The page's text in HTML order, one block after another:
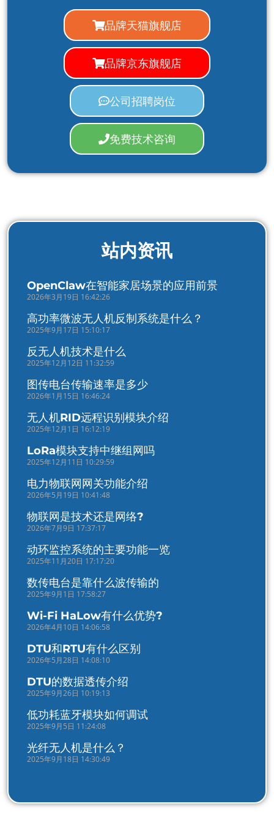
品牌天猫旗舰店
品牌京东旗舰店
公司招聘岗位
免费技术咨询
站内资讯
OpenClaw在智能家居场景的应用前景
2026年3月19日 16:42:26
高功率微波无人机反制系统是什么？
2025年9月17日 15:10:17
反无人机技术是什么
2025年12月12日 11:32:59
图传电台传输速率是多少
2026年1月15日 16:46:24
无人机RID远程识别模块介绍
2025年12月1日 16:12:19
LoRa模块支持中继组网吗
2025年12月11日 10:29:59
电力物联网网关功能介绍
2026年5月19日 10:41:48
物联网是技术还是网络?
2026年7月9日 17:37:17
动环监控系统的主要功能一览
2025年11月20日 17:17:20
数传电台是靠什么波传输的
2025年9月1日 17:58:27
Wi-Fi HaLow有什么优势?
2026年4月10日 14:06:58
DTU和RTU有什么区别
2026年5月28日 14:08:10
DTU的数据透传介绍
2025年9月26日 10:19:13
低功耗蓝牙模块如何调试
2025年9月5日 11:24:08
光纤无人机是什么？
2025年9月18日 14:30:49